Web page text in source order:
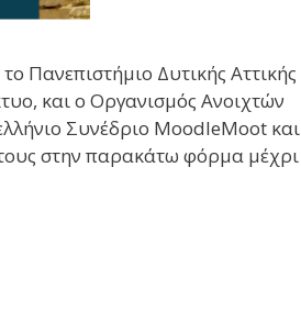
Πανεπιστήμιο Δυτικής Αττικής
και ο Οργανισμός Ανοιχτών
Συνέδριο MoodleMoot και
στην παρακάτω φόρμα μέχρι